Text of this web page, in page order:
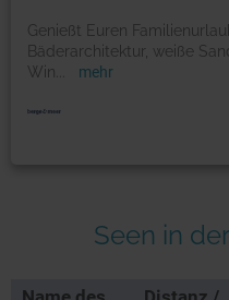
Genießt Euren
Bäderarchitektur, weiße
Win
mehr
Seen in